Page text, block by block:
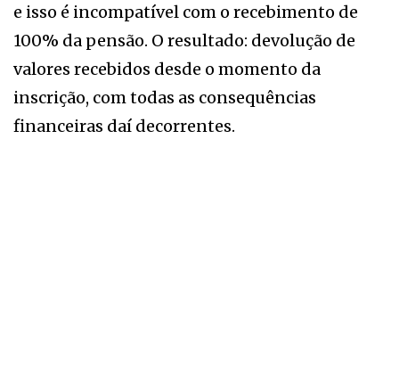
e isso é incompatível com o recebimento de
100% da pensão. O resultado: devolução de
valores recebidos desde o momento da
inscrição, com todas as consequências
financeiras daí decorrentes.